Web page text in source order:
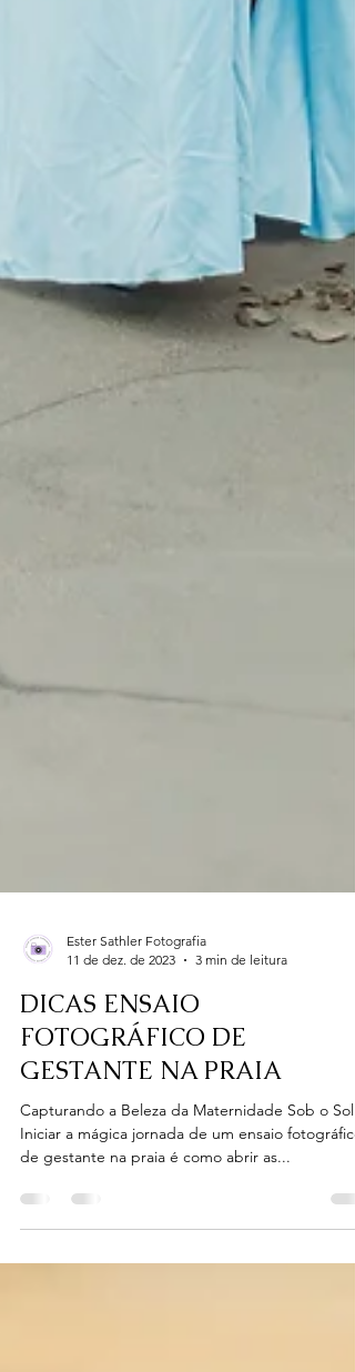
Ester Sathler Fotografia
11 de dez. de 2023
3 min de leitura
DICAS ENSAIO
FOTOGRÁFICO DE
GESTANTE NA PRAIA
Iniciar a mágica jornada de um ensaio fotográfico
de gestante na praia é como abrir as...